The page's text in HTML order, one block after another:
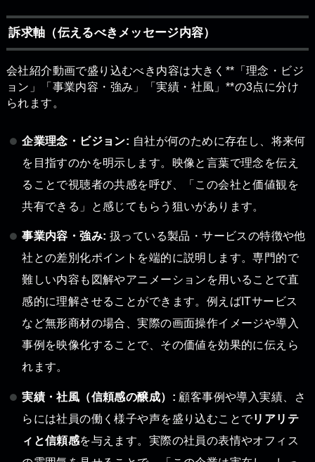
訴求軸（伝えるべきメッセージ内容）
会社紹介動画で盛り込むべき内容は大きく**「理念・ビジ
ョン」「事業内容・強み」「実績・社風」**の3点に分け
られます。
企業理念・ビジョン: 自社が何のために存在し、将来何
を目指すのかを明示します。映像と言葉で理念を伝え
ることで視聴者の共感を呼び、「この会社と価値観を
共有できる」と感じてもらう狙いがあります。
事業内容・強み: 扱っている製品・サービスの特徴や他
社との差別化ポイントを端的に説明します。専門的で
難しい内容も図解やアニメーションを用いることで直
感的に理解させることができます。例えばITサービス
など無形商材の場合、実際の画面操作イメージや導入
事例を映像化することで、その価値を効果的に伝えら
れます。
実績・社風（信頼感の醸成）: 顧客事例や導入実績、さ
らには社員の働く様子や声を盛り込むことでリアリテ
ィと信頼感を与えます。実際の社員の表情やオフィス